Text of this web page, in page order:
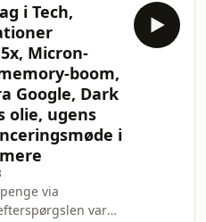
tema er Mads'
Boblen
op, for der er ikke
- TSMC,
ikke levere mere,
om at sikre
eft
i Tech,
Micron-
boom,
Google, Dark
olie, ugens
i
via
var